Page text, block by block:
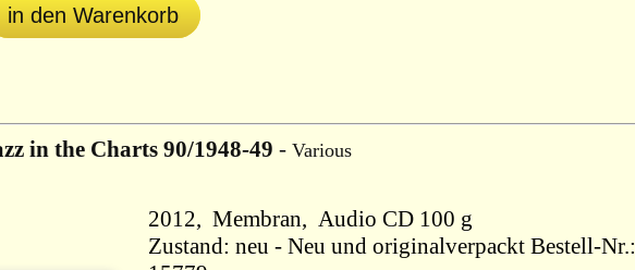
in den Warenkorb
in the Charts 90/1948-49 - Various
2012, Membran, Audio CD 100 g
Zustand: neu - Neu und originalverpackt Bestell-Nr.: